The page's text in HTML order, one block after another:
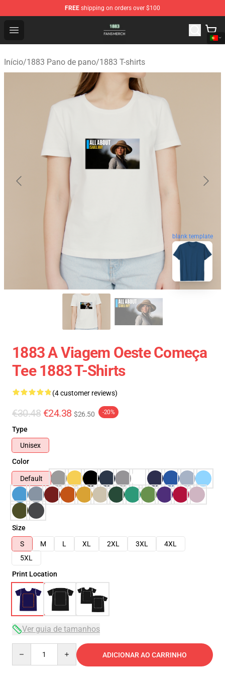
FREE shipping on orders over $100
Open menu
1883 Shop - Official 1883 Merchandise Store
Início/1883 Pano de pano/1883 T-shirts
blank template
1883 A Viagem Oeste Começa
Tee 1883 T-Shirts
(4 customer reviews)
€30.48 €24.38 $26.50 -20%
Type
Unisex
Color
Default
Size
S
M L XL 2XL 3XL
4XL
5XL
Print Location
Ver guia de tamanhos
ADICIONAR AO CARRINHO